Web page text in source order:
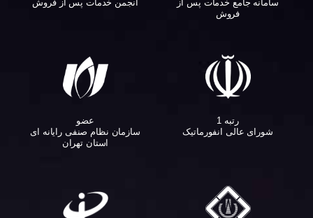
سامانه جامع خدمات پس از
فروش
انجمن خدمات پس از فروش
رتبه 1
شورای عالی انفورماتیک
عضو
سازمان نظام صنفی رایانه ای
استان تهران